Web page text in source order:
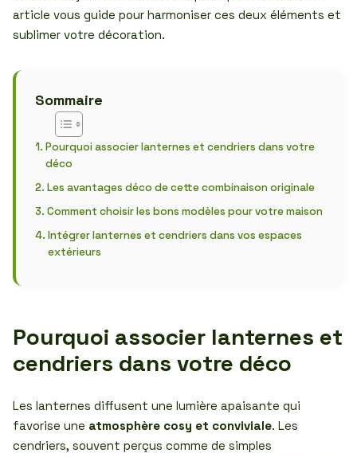
article vous guide pour harmoniser ces deux éléments et
sublimer votre décoration.
Sommaire
Pourquoi associer lanternes et cendriers dans votre
déco
Les avantages déco de cette combinaison originale
Comment choisir les bons modèles pour votre maison
Intégrer lanternes et cendriers dans vos espaces
extérieurs
Pourquoi associer lanternes et
cendriers dans votre déco
Les lanternes diffusent une lumière apaisante qui
favorise une atmosphère cosy et conviviale. Les
cendriers, souvent perçus comme de simples